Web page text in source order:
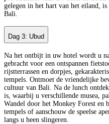
gelegen in het hart van het eiland,
Bali.
Dag 3: Ubud
Na het ontbijt in uw hotel wordt u
gebracht voor een ontspannen
rijstterrassen en dorpjes,
tempels. Ontmoet de vriendelijke
cultuur van Bali. Na de lunch
is, waarbij u verschillende musea,
Wandel door het Monkey Forest en
tempels of aanschouw de speelse
langs u heen slingeren.